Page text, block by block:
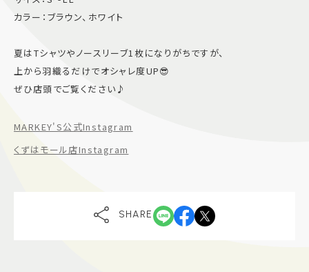
カラー：ブラウン、ホワイト
夏はTシャツやノースリーブ1枚になりがちですが、
上から羽織るだけでオシャレ度UP😎
ぜひ店頭でご覧ください♪
MARKEY'S公式Instagram
くずはモール店Instagram
SHARE